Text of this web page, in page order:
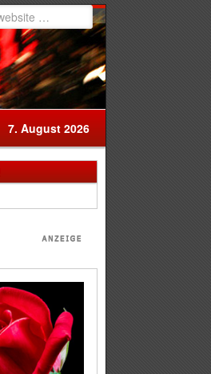
7. August 2026